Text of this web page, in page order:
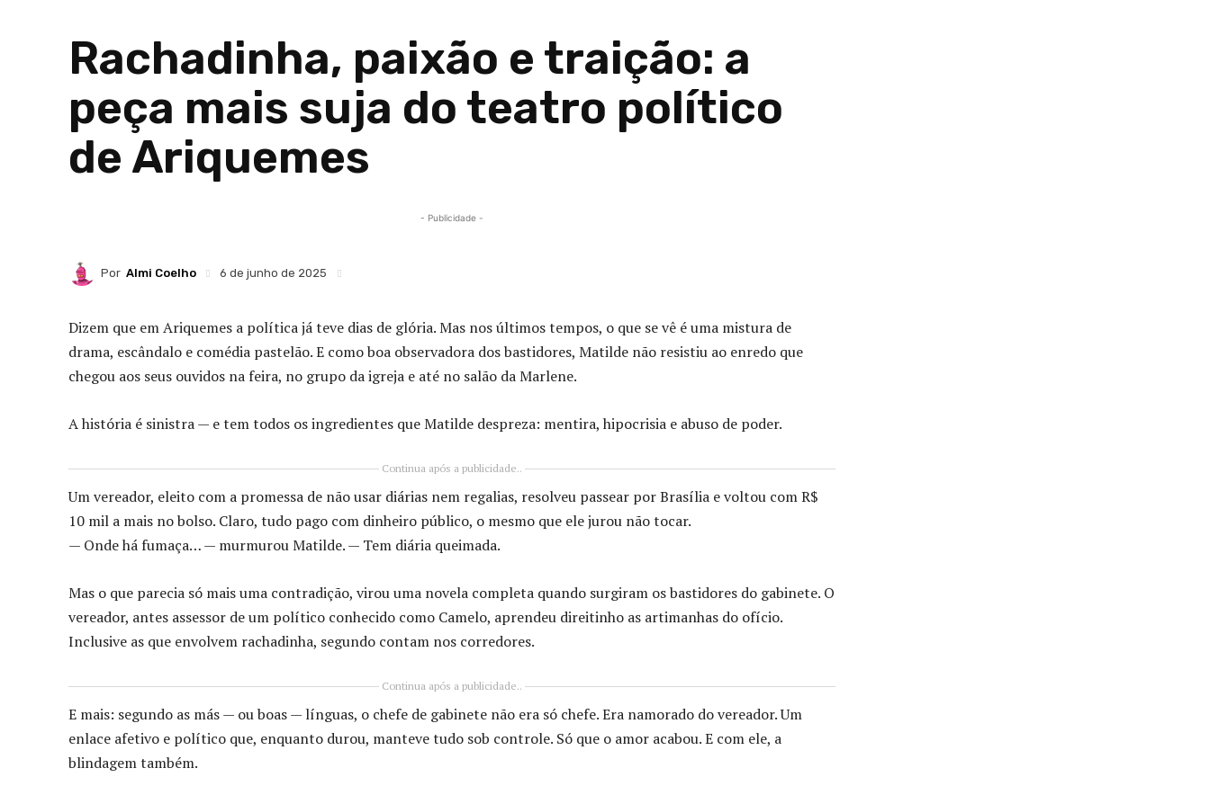
Rachadinha, paixão e traição: a
peça mais suja do teatro político
de Ariquemes
- Publicidade -
Por Almi Coelho 6 de junho de 2025
Dizem que em Ariquemes a política já teve dias de glória. Mas nos últimos tempos, o que se vê é uma mistura de
drama, escândalo e comédia pastelão. E como boa observadora dos bastidores, Matilde não resistiu ao enredo que
chegou aos seus ouvidos na feira, no grupo da igreja e até no salão da Marlene.
A história é sinistra — e tem todos os ingredientes que Matilde despreza: mentira, hipocrisia e abuso de poder.
Continua após a publicidade..
Um vereador, eleito com a promessa de não usar diárias nem regalias, resolveu passear por Brasília e voltou com R$
10 mil a mais no bolso. Claro, tudo pago com dinheiro público, o mesmo que ele jurou não tocar.
— Onde há fumaça… — murmurou Matilde. — Tem diária queimada.
Mas o que parecia só mais uma contradição, virou uma novela completa quando surgiram os bastidores do gabinete. O
vereador, antes assessor de um político conhecido como Camelo, aprendeu direitinho as artimanhas do ofício.
Inclusive as que envolvem rachadinha, segundo contam nos corredores.
Continua após a publicidade..
E mais: segundo as más — ou boas — línguas, o chefe de gabinete não era só chefe. Era namorado do vereador. Um
enlace afetivo e político que, enquanto durou, manteve tudo sob controle. Só que o amor acabou. E com ele, a
blindagem também.